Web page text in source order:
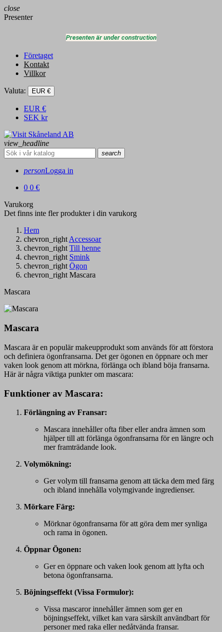
close
Presenter
Presenten är under construction
Företaget
Kontakt
Villkor
Valuta: EUR €
EUR €
SEK kr
view_headline
search
personLogga in
0 0 €
Varukorg
Det finns inte fler produkter i din varukorg
Hem
chevron_rightAccessoar
chevron_right Till henne
chevron_right Smink
chevron_right Ögon
chevron_right Mascara
Mascara
Mascara
Mascara är en populär makeupprodukt som används för att förstora
och definiera ögonfransarna. Det ger ögonen en öppnare och mer
vaken look genom att mörkna, förlänga och ibland böja fransarna.
Här är några viktiga punkter om mascara:
Funktioner av Mascara:
Förlängning av Fransar:
Mascara innehåller ofta fiber eller andra ämnen som
hjälper till att förlänga ögonfransarna för en längre och
mer framträdande look.
Volymökning:
Ger volym till fransarna genom att täcka dem med färg
och ibland innehålla volymgivande ingredienser.
Mörkare Färg:
Mörknar ögonfransarna för att göra dem mer synliga
och rama in ögonen.
Öppnar Ögonen:
Ger en öppnare och vaken look genom att lyfta och
betona ögonfransarna.
Böjningseffekt (Vissa Formulor):
Vissa mascaror innehåller ämnen som ger en
böjningseffekt, vilket kan vara särskilt användbart för
personer med raka eller nedåtvända fransar.